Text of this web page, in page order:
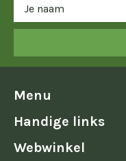
Menu
Handige links
Webwinkel